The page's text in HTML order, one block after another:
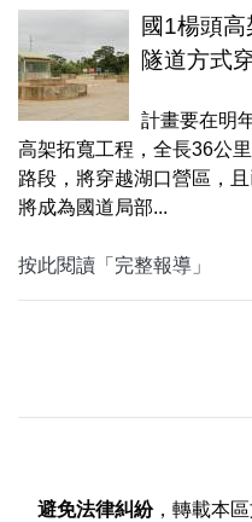
國1楊頭
隧道方式
計畫要在明
高架拓寬工程，全長36公
路段，將穿越湖口營區，
將成為國道局部...
按此閱讀「完整報導」
避免法律糾紛，轉載本